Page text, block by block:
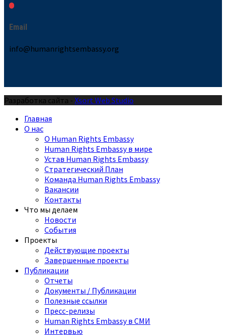
Email
info@humanrightsembassy.org
Разработка сайта - Xsort Web Studio
Главная
О нас
О Human Rights Embassy
Human Rights Embassy в мире
Устав Human Rights Embassy
Стратегический План
Команда Human Rights Embassy
Вакансии
Контакты
Что мы делаем
Новости
События
Проекты
Действующие проекты
Завершенные проекты
Публикации
Отчеты
Документы / Публикации
Полезные ссылки
Пресс-релизы
Human Rights Embassy в СМИ
Интервью